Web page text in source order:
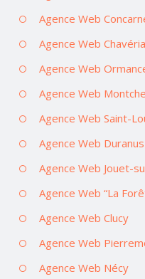
Agence Web
Agence Web Chavéria
Agence Web
Agence Web
Agence Web Saint-
Agence Web Duranus
Agence Web Jouet-
Agence Web “La
Agence Web Clucy
Agence Web
Agence Web Nécy